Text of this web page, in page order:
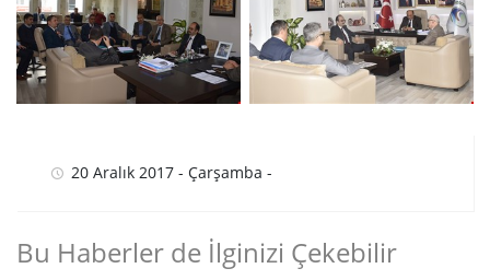
20 Aralık 2017 - Çarşamba -
Bu Haberler de İlginizi Çekebilir